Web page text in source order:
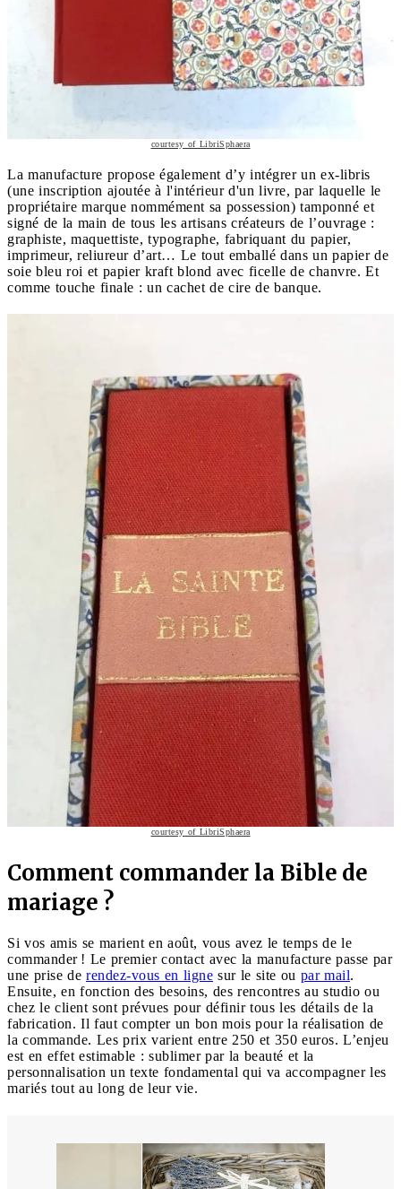
courtesy of LibriSphaera
La manufacture propose également d’y intégrer un ex-libris
(une inscription ajoutée à l'intérieur d'un livre, par laquelle le
propriétaire marque nommément sa possession) tamponné et
signé de la main de tous les artisans créateurs de l’ouvrage :
graphiste, maquettiste, typographe, fabriquant du papier,
imprimeur, reliureur d’art… Le tout emballé dans un papier de
soie bleu roi et papier kraft blond avec ficelle de chanvre. Et
comme touche finale : un cachet de cire de banque.
courtesy of LibriSphaera
Comment commander la Bible de
mariage ?
Si vos amis se marient en août, vous avez le temps de le
commander ! Le premier contact avec la manufacture passe par
une prise de rendez-vous en ligne sur le site ou par mail.
Ensuite, en fonction des besoins, des rencontres au studio ou
chez le client sont prévues pour définir tous les détails de la
fabrication. Il faut compter un bon mois pour la réalisation de
la commande. Les prix varient entre 250 et 350 euros. L’enjeu
est en effet estimable : sublimer par la beauté et la
personnalisation un texte fondamental qui va accompagner les
mariés tout au long de leur vie.